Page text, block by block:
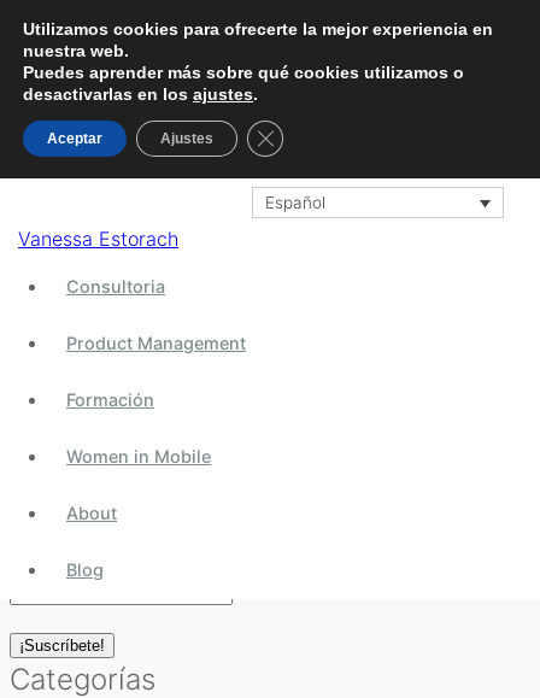
Español
Vanessa Estorach
Consultoria
Product Management
Formación
Women in Mobile
About
Blog
Zalando app
Buscar
Buscar:
BuzzWord #2: Cónocete, evita silos y mide
BuzzWord #1: Product Managers, priorizad y
Reflexiones personales
Inspirational Talk: The circle walk
Suscríbete
Categorías
Utilizamos cookies para ofrecerte la mejor experiencia en
nuestra web.
Puedes aprender más sobre qué cookies utilizamos o
desactivarlas en los ajustes.
Aceptar Ajustes Cerrar el banner de cookies RGPD